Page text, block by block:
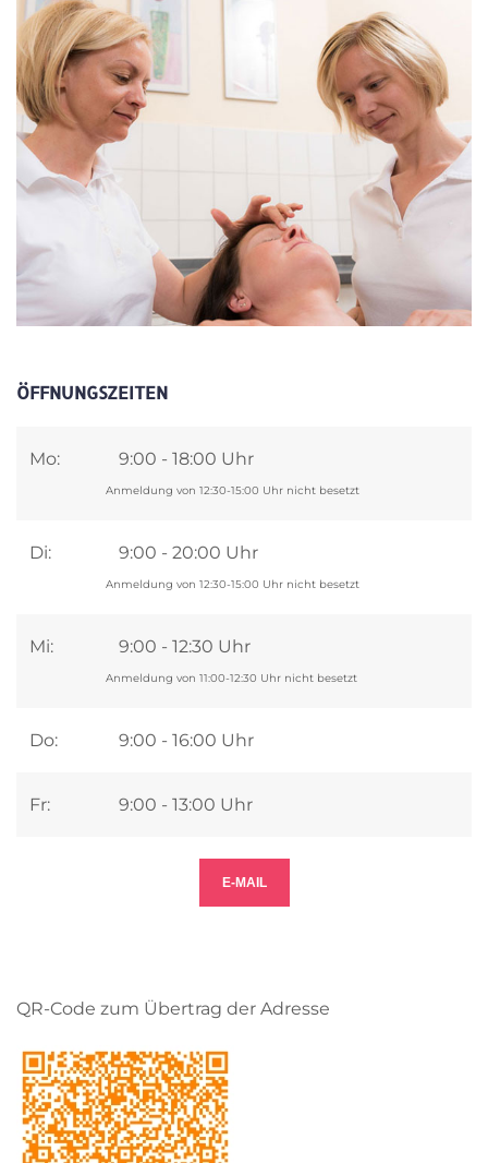
ÖFFNUNGSZEITEN
Mo: 9:00 - 18:00 Uhr
Anmeldung von 12:30-15:00 Uhr nicht besetzt
Di: 9:00 - 20:00 Uhr
Anmeldung von 12:30-15:00 Uhr nicht besetzt
Mi: 9:00 - 12:30 Uhr
Anmeldung von 11:00-12:30 Uhr nicht besetzt
Do: 9:00 - 16:00 Uhr
Fr: 9:00 - 13:00 Uhr
E-MAIL
QR-Code zum Übertrag der Adresse